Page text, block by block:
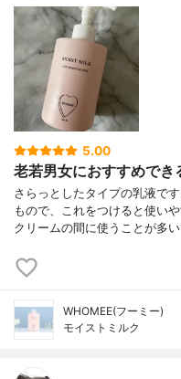
5.00
老若男女におすすめでき
さらっとしたタイプの乳液で
もので、これをつけると使い
クリームの間に使うことが多
WHOMEE(フーミー)
モイストミルク